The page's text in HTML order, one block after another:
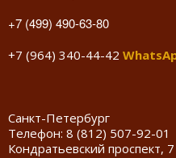
+7 (499) 490-63-80
+7 (964) 340-44-42
Санкт-Петербург
Телефон: 8 (812) 507-92-01
Кондратьевский проспект, 7